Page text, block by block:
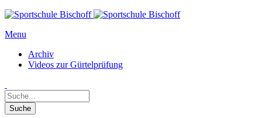
Menu
Archiv
Videos zur Gürtelprüfung